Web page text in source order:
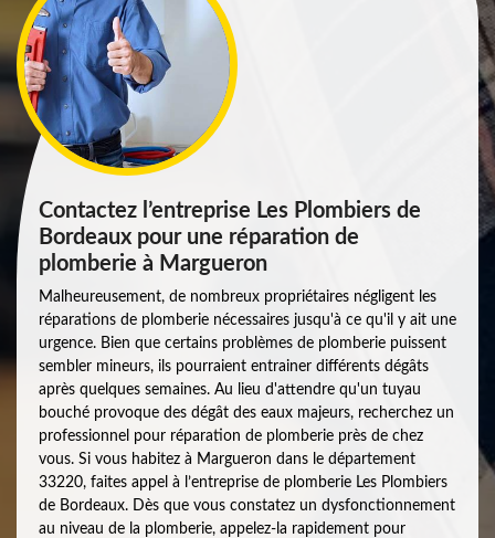
Contactez l’entreprise Les Plombiers de
Bordeaux pour une réparation de
plomberie à Margueron
Malheureusement, de nombreux propriétaires négligent les
réparations de plomberie nécessaires jusqu'à ce qu'il y ait une
urgence. Bien que certains problèmes de plomberie puissent
sembler mineurs, ils pourraient entrainer différents dégâts
après quelques semaines. Au lieu d'attendre qu'un tuyau
bouché provoque des dégât des eaux majeurs, recherchez un
professionnel pour réparation de plomberie près de chez
vous. Si vous habitez à Margueron dans le département
33220, faites appel à l’entreprise de plomberie Les Plombiers
de Bordeaux. Dès que vous constatez un dysfonctionnement
au niveau de la plomberie, appelez-la rapidement pour